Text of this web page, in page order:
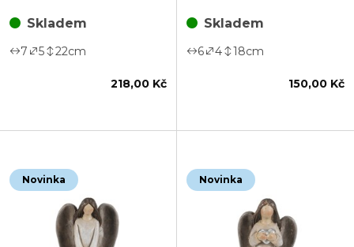
Skladem
7 5 22cm
218,00 Kč
Skladem
6 4 18cm
150,00 Kč
Novinka Novinka